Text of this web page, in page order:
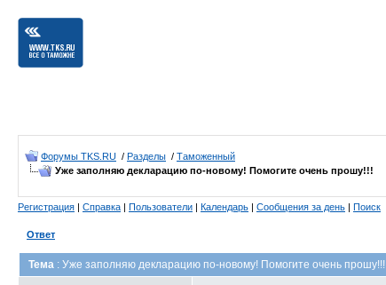
Форумы TKS.RU / Разделы / Таможенный
Уже заполняю декларацию по-новому! Помогите очень прошу!!!
Регистрация | Справка | Пользователи | Календарь | Сообщения за день | Поиск
Ответ
Тема : Уже заполняю декларацию по-новому! Помогите очень прошу!!!